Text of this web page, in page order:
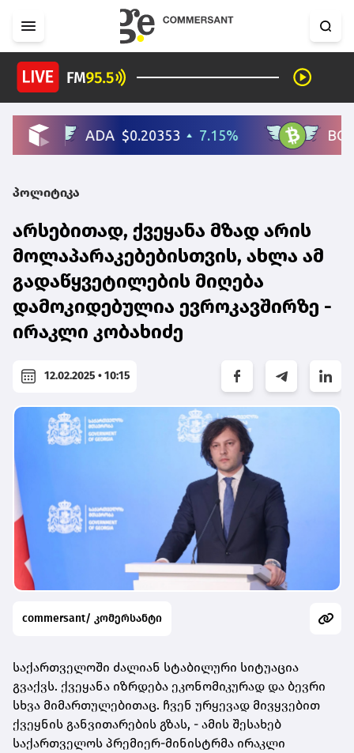
პოლიტიკა
არსებითად, ქვეყანა მზად არის
მოლაპარაკებებისთვის, ახლა ამ
გადაწყვეტილების მიღება
დამოკიდებულია ევროკავშირზე -
ირაკლი კობახიძე
12.02.2025 • 10:15
commersant/ კომერსანტი
საქართველოში ძალიან სტაბილური სიტუაცია
გვაქვს. ქვეყანა იზრდება ეკონომიკურად და ბევრი
სხვა მიმართულებითაც. ჩვენ ურყევად მივყვებით
ქვეყნის განვითარების გზას, - ამის შესახებ
საქართველოს პრემიერ-მინისტრმა ირაკლი